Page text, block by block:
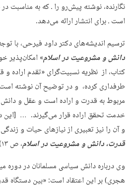
نگارنده، نوشته پیش‌رو را ـ که به مناسبت
است ـ برای انتشار ارائه می‌دهد.
ترسیم اندیشه‌های دکتر داود فیرحی، با
دانش و مشروعیت در اسلام» امکان‌پذیر
کتاب، از نظریه نسبیت‌گرای «تقدم اراده
طرفداری کرده، و در توضیح آن نوشته
مربوط به قدرت و اراده است و عقل و
خدمت تحقق اراده قرار می‌گیرند. … [این
و آن را نیز تعبیری از نیازهای حیات و
قدرت، دانش و مشروعیت در اسلام، ص ۱۳).
وی درباره دانش سیاسی مسلمانان در دوره
هجری) بر این اعتقاد است: «بین دستگاه